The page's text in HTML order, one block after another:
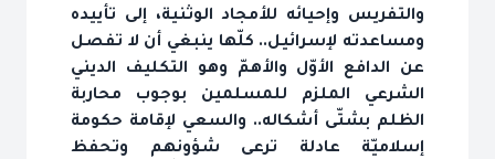
والتفريس وإحيائه للأمجاد الوثنية، إلى تأييده
ومساعدته لإسرائيل.. كلّها ينبغي أن لا تفصل
عن الدافع الأوّل والأهمّ وهو التكليف الديني
الشرعي الملزم للمسلمين بوجوب محاربة
الظلم بشتّى أشكاله.. والسعي لإقامة حكومة
إسلاميّة عادلة ترعى شؤونهم وتحفظ